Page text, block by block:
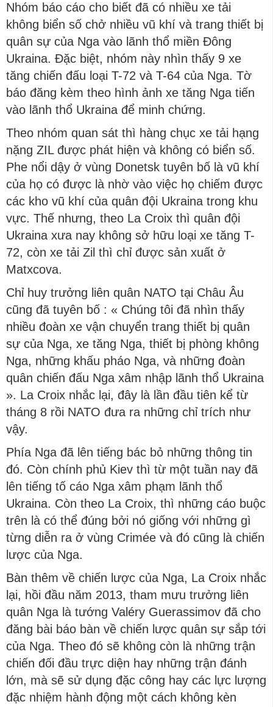
Nhóm báo cáo cho biết đã có nhiều xe tải
không biển số chở nhiều vũ khí và trang thiết bị
quân sự của Nga vào lãnh thổ miền Đông
Ukraina. Đặc biệt, nhóm này nhìn thấy 9 xe
tăng chiến đấu loại T-72 và T-64 của Nga. Tờ
báo đăng kèm theo hình ảnh xe tăng Nga tiến
vào lãnh thổ Ukraina để minh chứng.
Theo nhóm quan sát thì hàng chục xe tải hạng
nặng ZIL được phát hiện và không có biển số.
Phe nổi dậy ở vùng Donetsk tuyên bố là vũ khí
của họ có được là nhờ vào việc họ chiếm được
các kho vũ khí của quân đội Ukraina trong khu
vực. Thế nhưng, theo La Croix thì quân đội
Ukraina xưa nay không sở hữu loại xe tăng T-
72, còn xe tải Zil thì chỉ được sản xuất ở
Matxcova.
Chỉ huy trưởng liên quân NATO tại Châu Âu
cũng đã tuyên bố : « Chúng tôi đã nhìn thấy
nhiều đoàn xe vận chuyển trang thiết bị quân
sự của Nga, xe tăng Nga, thiết bị phòng không
Nga, những khấu pháo Nga, và những đoàn
quân chiến đấu Nga xâm nhập lãnh thổ Ukraina
». La Croix nhắc lại, đây là lần đầu tiên kể từ
tháng 8 rồi NATO đưa ra những chỉ trích như
vậy.
Phía Nga đã lên tiếng bác bỏ những thông tin
đó. Còn chính phủ Kiev thì từ một tuần nay đã
lên tiếng tố cáo Nga xâm phạm lãnh thổ
Ukraina. Còn theo La Croix, thì những cáo buộc
trên là có thể đúng bởi nó giống với những gì
từng diễn ra ở vùng Crimée và đó cũng là chiến
lược của Nga.
Bàn thêm về chiến lược của Nga, La Croix nhắc
lại, hồi đầu năm 2013, tham mưu trưởng liên
quân Nga là tướng Valéry Guerassimov đã cho
đăng bài báo bàn về chiến lược quân sự sắp tới
của Nga. Theo đó sẽ không còn là những trận
chiến đối đầu trực diện hay những trận đánh
lớn, mà sẽ sử dụng đặc công hay các lực lượng
đặc nhiệm hành động một cách không kèn